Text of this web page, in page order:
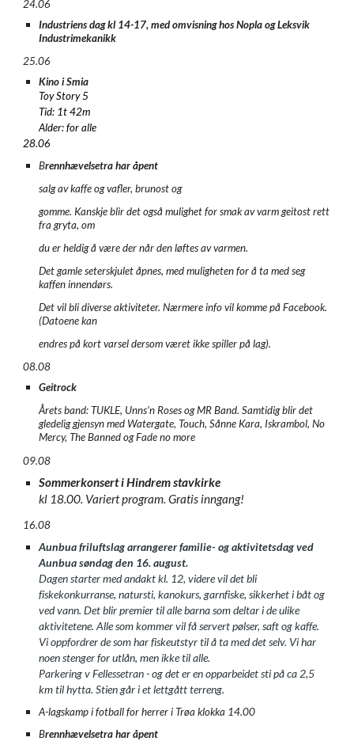
24.06
Industriens dag kl 14-17, med omvisning hos Nopla og Leksvik
Industrimekanikk
25.06
Kino i Smia
Toy Story 5
Tid: 1t 42m
Alder: for alle
28.06
Brennhævelsetra har åpent
salg av kaffe og vafler, brunost og
gomme. Kanskje blir det også mulighet for smak av varm geitost rett
fra gryta, om
du er heldig å være der når den løftes av varmen.
Det gamle seterskjulet åpnes, med muligheten for å ta med seg
kaffen innendørs.
Det vil bli diverse aktiviteter. Nærmere info vil komme på Facebook.
(Datoene kan
endres på kort varsel dersom været ikke spiller på lag).
08.08
Geitrock
Årets band: TUKLE, Unns’n Roses og MR Band. Samtidig blir det
gledelig gjensyn med Watergate, Touch, Sånne Kara, Iskrambol, No
Mercy, The Banned og Fade no more
09.08
Sommerkonsert i Hindrem stavkirke
kl 18.00. Variert program. Gratis inngang!
16.08
Aunbua friluftslag arrangerer familie- og aktivitetsdag ved
Aunbua søndag den 16. august.
Dagen starter med andakt kl. 12, videre vil det bli
fiskekonkurranse, natursti, kanokurs, garnfiske, sikkerhet i båt og
ved vann. Det blir premier til alle barna som deltar i de ulike
aktivitetene. Alle som kommer vil få servert pølser, saft og kaffe.
Vi oppfordrer de som har fiskeutstyr til å ta med det selv. Vi har
noen stenger for utlån, men ikke til alle.
Parkering v Fellessetran - og det er en opparbeidet sti på ca 2,5
km til hytta. Stien går i et lettgått terreng.
A-lagskamp i fotball for herrer i Trøa klokka 14.00
Brennhævelsetra har åpent